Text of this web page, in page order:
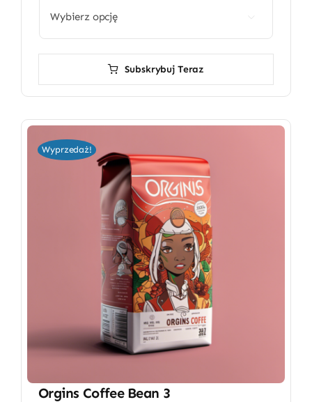
Subskrybuj Teraz
Wyprzedaż!
Orgins Coffee Bean 3